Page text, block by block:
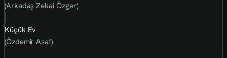
(Arkadaş Zekai Özger)
Küçük Ev
(Özdemir Asaf)